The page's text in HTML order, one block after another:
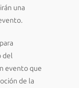
una
del
evento que
de la